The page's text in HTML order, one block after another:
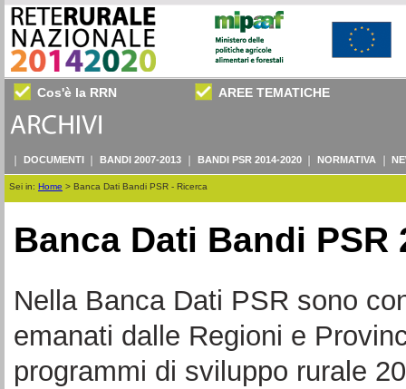
Cos'è la RRN AREE TEMATICHE
DOCUMENTI BANDI 2007-2013 BANDI PSR 2014-2020 NORMATIVA
Sei in: Home > Banca Dati Bandi PSR - Ricerca
Banca Dati Bandi PSR
Nella Banca Dati PSR sono
emanati dalle Regioni e
programmi di sviluppo rurale